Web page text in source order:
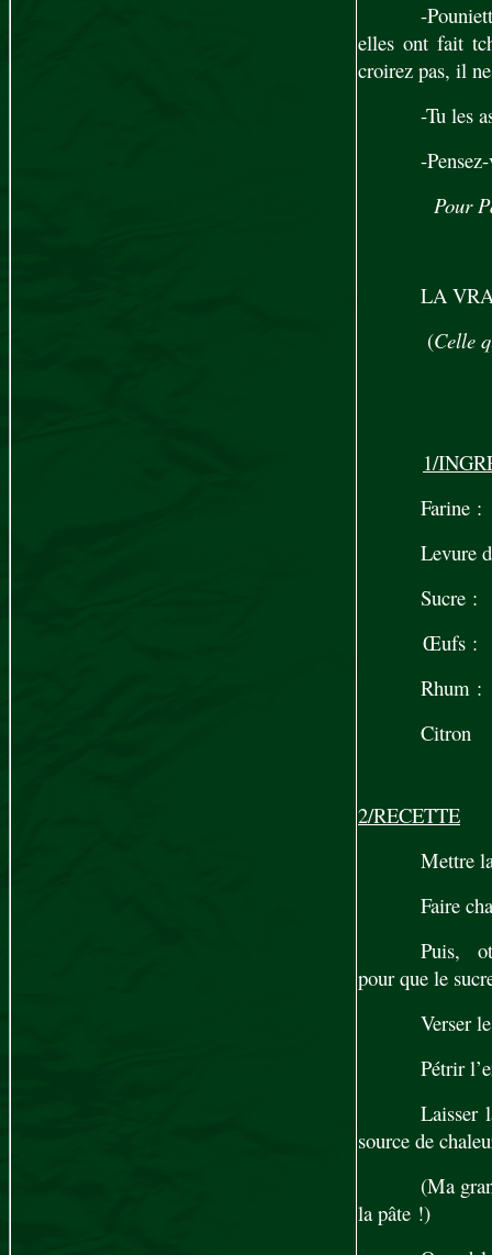
-
elles ont fait
croirez pas, il
-Tu les
-
Pour
LA
(Celle
1/
Levure
Œufs : 2
Citron
2/RECETTE
Faire
Puis,
pour que le
Verser
Pétrir
Laisser
source de
(Ma
la pâte !)